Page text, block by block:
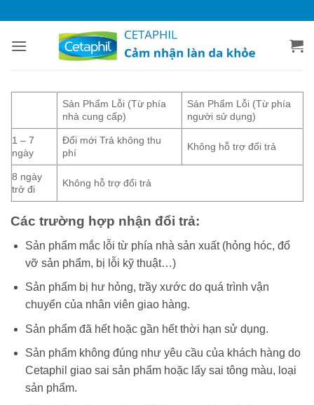
nội
Sản Phẩm Lỗi (Từ phía
nhà cung cấp)
Sản Phẩm Lỗi (Từ phía
người sử dụng)
1 – 7
ngày
Đổi mới Trả không thu
phí
Không hỗ trợ đổi trả
8 ngày
trở đi
Không hỗ trợ đổi trả
Các trường hợp nhận đổi trả:
Sản phẩm mắc lỗi từ phía nhà sản xuất (hỏng hóc, đổ
vỡ sản phẩm, bị lỗi kỹ thuật…)
Sản phẩm bị hư hỏng, trầy xước do quá trình vận
chuyển của nhân viên giao hàng.
Sản phẩm đã hết hoặc gần hết thời hạn sử dụng.
Sản phẩm không đúng như yêu cầu của khách hàng do
Cetaphil giao sai sản phẩm hoặc lấy sai tông màu, loại
sản phẩm.